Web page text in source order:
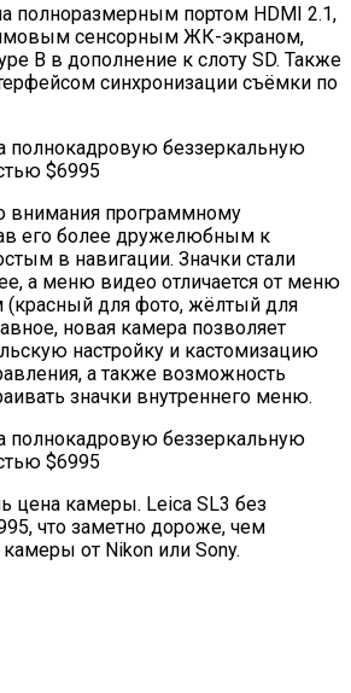
полноразмерным портом HDMI 2.1,
сенсорным ЖК-экраном,
B в дополнение к слоту SD. Также
синхронизации съёмки по
внимания программному
его более дружелюбным к
в навигации. Значки стали
а меню видео отличается от меню
(красный для фото, жёлтый для
новая камера позволяет
настройку и кастомизацию
а также возможность
значки внутреннего меню.
цена камеры. Leica SL3 без
что заметно дороже, чем
от Nikon или Sony.